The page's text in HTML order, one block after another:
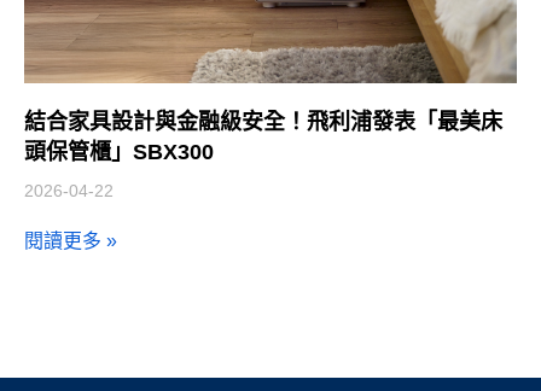
結合家具設計與金融級安全！飛利浦發表「最美床
頭保管櫃」SBX300
2026-04-22
閱讀更多 »